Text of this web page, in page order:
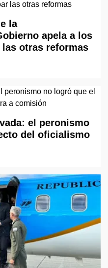
la
apela a los
otras reformas
el peronismo
del oficialismo